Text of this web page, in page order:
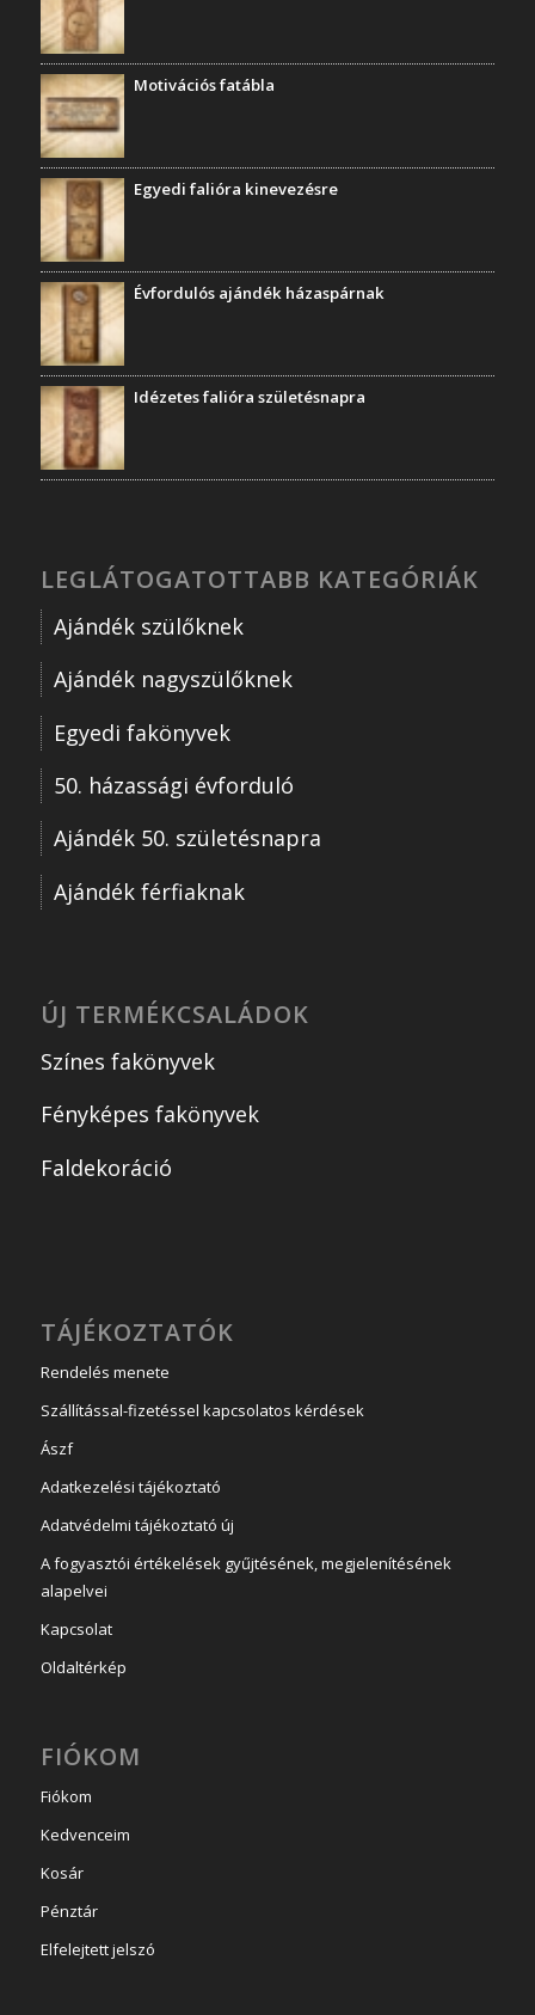
Motivációs fatábla
Egyedi falióra kinevezésre
Évfordulós ajándék házaspárnak
Idézetes falióra születésnapra
LEGLÁTOGATOTTABB KATEGÓRIÁK
Ajándék szülőknek
Ajándék nagyszülőknek
Egyedi fakönyvek
50. házassági évforduló
Ajándék 50. születésnapra
Ajándék férfiaknak
ÚJ TERMÉKCSALÁDOK
Színes fakönyvek
Fényképes fakönyvek
Faldekoráció
TÁJÉKOZTATÓK
Rendelés menete
Szállítással-fizetéssel kapcsolatos kérdések
Ászf
Adatkezelési tájékoztató
Adatvédelmi tájékoztató új
A fogyasztói értékelések gyűjtésének, megjelenítésének
alapelvei
Kapcsolat
Oldaltérkép
FIÓKOM
Fiókom
Kedvenceim
Kosár
Pénztár
Elfelejtett jelszó